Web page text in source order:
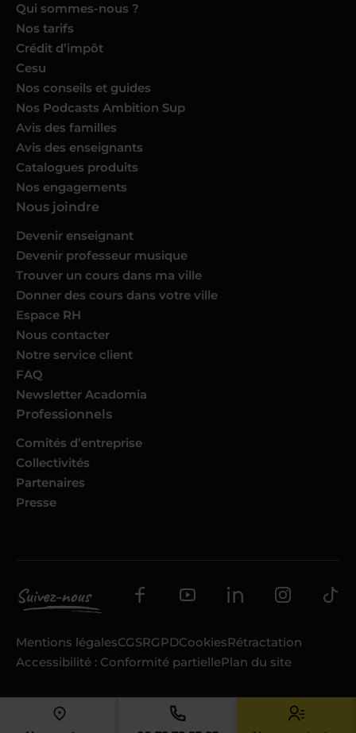
Qui sommes-nous ?
Nos tarifs
Crédit d’impôt
Cesu
Nos conseils et guides
Nos Podcasts Ambition Sup
Avis des familles
Avis des enseignants
Catalogues produits
Nos engagements
Nous joindre
Devenir enseignant
Devenir professeur musique
Trouver un cours dans ma ville
Donner des cours dans votre ville
Espace RH
Nous contacter
Notre service client
FAQ
Newsletter Acadomia
Professionnels
Comités d’entreprise
Collectivités
Partenaires
Presse
Mentions légalesCGSRGPDCookiesRétractation
Accessibilité : Conformité partiellePlan du site